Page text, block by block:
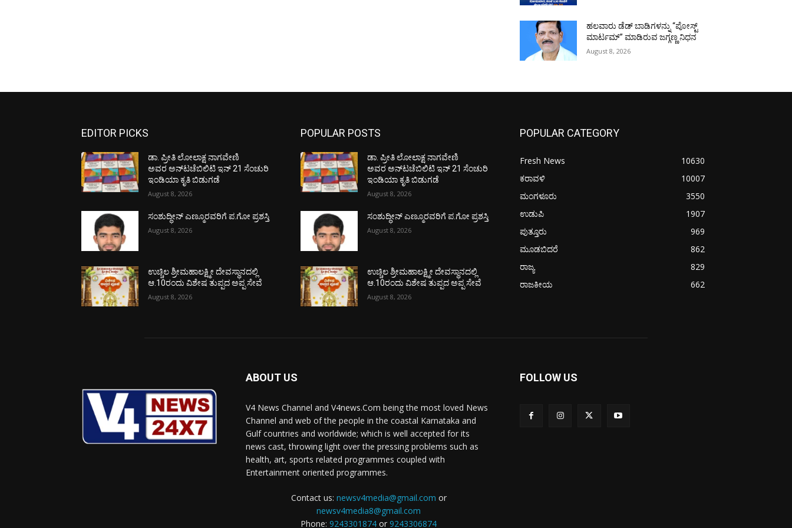
ಹಲವಾರು ಡೆಡ್ ಬಾಡಿಗಳನ್ನು “ಪೋಸ್ಟ್
ಮಾರ್ಟಮ್” ಮಾಡಿರುವ ಜಗ್ಗಣ್ಣ ನಿಧನ
August 8, 2026
EDITOR PICKS
ಡಾ. ಪ್ರೀತಿ ಲೋಲಾಕ್ಷ ನಾಗವೇಣಿ
ಅವರ ಅನ್‌ಟಚೆಬಿಲಿಟಿ ಇನ್ 21 ಸೆಂಚುರಿ
ಇಂಡಿಯಾ ಕೃತಿ ಬಿಡುಗಡೆ
August 8, 2026
ಸಂಶುದ್ಧೀನ್ ಎಣ್ಮೂರವರಿಗೆ ಪ.ಗೋ ಪ್ರಶಸ್ತಿ
August 8, 2026
ಉಚ್ಚಿಲ ಶ್ರೀಮಹಾಲಕ್ಷ್ಮೀ ದೇವಸ್ಥಾನದಲ್ಲಿ
ಆ.10ರಂದು ವಿಶೇಷ ತುಪ್ಪದ ಅಪ್ಪ ಸೇವೆ
August 8, 2026
POPULAR POSTS
ಡಾ. ಪ್ರೀತಿ ಲೋಲಾಕ್ಷ ನಾಗವೇಣಿ
ಅವರ ಅನ್‌ಟಚೆಬಿಲಿಟಿ ಇನ್ 21 ಸೆಂಚುರಿ
ಇಂಡಿಯಾ ಕೃತಿ ಬಿಡುಗಡೆ
August 8, 2026
ಸಂಶುದ್ಧೀನ್ ಎಣ್ಮೂರವರಿಗೆ ಪ.ಗೋ ಪ್ರಶಸ್ತಿ
August 8, 2026
ಉಚ್ಚಿಲ ಶ್ರೀಮಹಾಲಕ್ಷ್ಮೀ ದೇವಸ್ಥಾನದಲ್ಲಿ
ಆ.10ರಂದು ವಿಶೇಷ ತುಪ್ಪದ ಅಪ್ಪ ಸೇವೆ
August 8, 2026
POPULAR CATEGORY
Fresh News
10630
ಕರಾವಳಿ
10007
ಮಂಗಳೂರು
3550
ಉಡುಪಿ
1907
ಪುತ್ತೂರು
969
ಮೂಡಬಿದರೆ
862
ರಾಜ್ಯ
829
ರಾಜಕೀಯ
662
ABOUT US
V4 News Channel and V4news.Com being the most loved News
Channel and web of the people in the coastal Karnataka and
Gulf countries and worldwide; which is well accepted for its
news cast, throwing light over the pressing problems such as
health, art, sports related programmes coupled with
Entertainment oriented programmes.
Contact us: newsv4media@gmail.com or
newsv4media8@gmail.com
Phone: 9243301874 or 9243306874
FOLLOW US